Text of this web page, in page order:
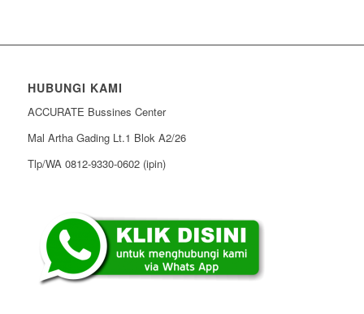
HUBUNGI KAMI
ACCURATE Bussines Center
Mal Artha Gading Lt.1 Blok A2/26
Tlp/WA 0812-9330-0602 (ipin)